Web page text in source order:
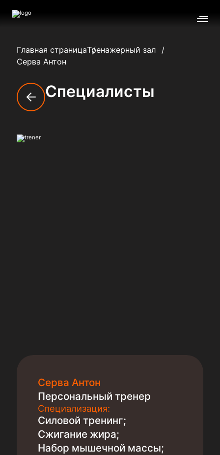
Главная страницаТренажерный зал
Серва Антон
Специалисты
Серва Антон
Персональный тренер
Специализация:
Силовой тренинг;
Сжигание жира;
Набор мышечной массы;